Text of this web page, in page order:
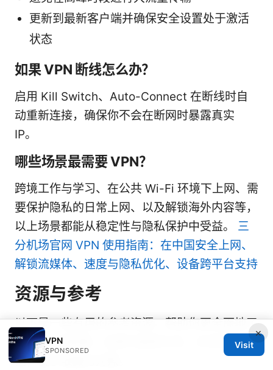
更新到最新客户端并确保安全设置处于激活
状态
如果 VPN 断线怎么办？
启用 Kill Switch、Auto-Connect 在断线时自
动重新连接，确保你不会在断网时暴露真实
IP。
哪些场景最需要 VPN？
跨境工作与学习、在公共 Wi-Fi 环境下上网、需
要保护隐私的日常上网、以及解锁海外内容等，
以上场景都能从稳定性与隐私保护中受益。 三
分机场官网 VPN 使用指南：在中国安全上网、
解锁流媒体、速度与隐私优化、设备跨平台支持
资源与参考
以下是一些有用的参考资源，帮助你更全面地了
解 VPN 的原理、法律与使用方式。文本形式列
出，便于收藏与对照。
×
VPN
SPONSORED
Visit